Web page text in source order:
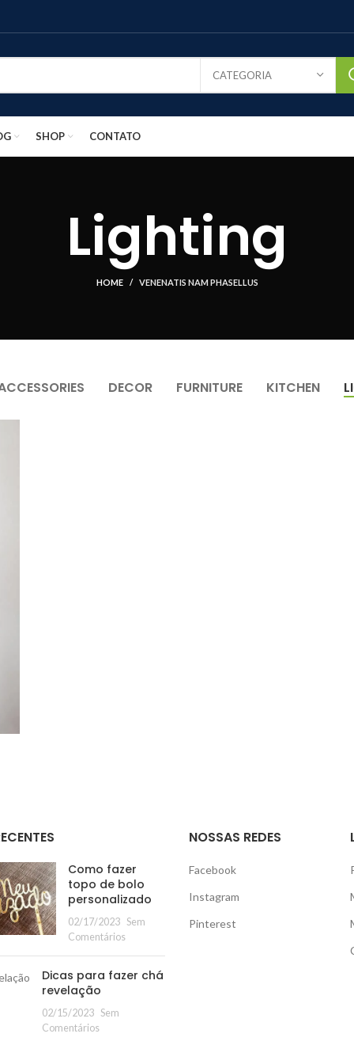
CATEGORIA
SHOP CONTATO
Lighting
HOME VENENATIS NAM PHASELLUS
DECOR FURNITURE KITCHEN
Como fazer
topo de bolo
personalizado
02/17/2023 Sem
Comentários
Dicas para fazer chá
revelação
02/15/2023
Sem
Comentários
NOSSAS REDES
Facebook
Instagram
Pinterest